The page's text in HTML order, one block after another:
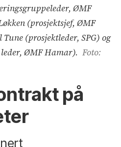
ØMF
(prosjektsjef, ØMF
(prosjektleder, SPG) og
leder, ØMF Hamar). Foto:
på